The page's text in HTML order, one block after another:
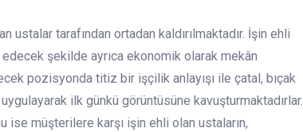
tarafından ortadan kaldırılmaktadır. İşin ehli
şekilde ayrıca ekonomik olarak mekân
pozisyonda titiz bir işçilik anlayışı ile çatal, bıçak
ilk günkü görüntüsüne kavuşturmaktadırlar.
ise müşterilere karşı işin ehli olan ustaların,